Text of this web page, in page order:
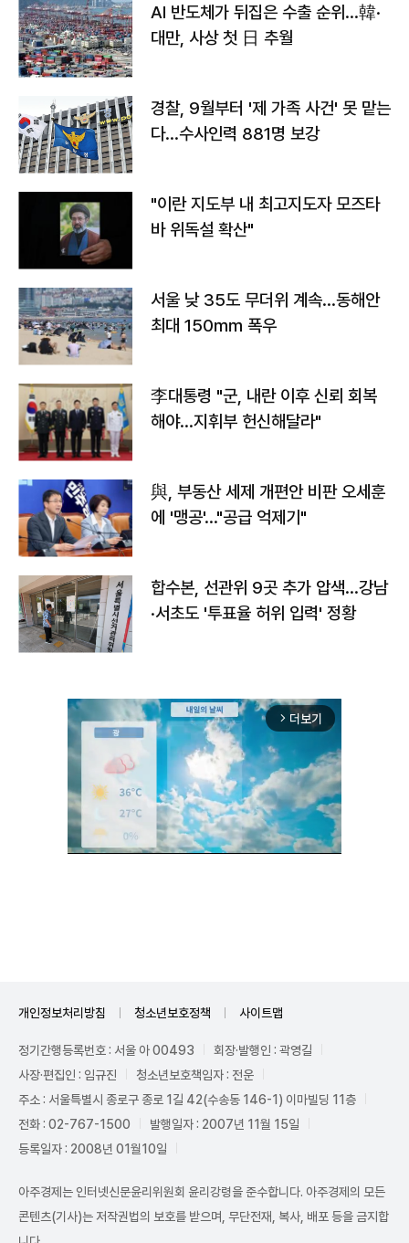
AI 반도체가 뒤집은 수출 순위…韓·
대만, 사상 첫 日 추월
경찰, 9월부터 '제 가족 사건' 못 맡는
다…수사인력 881명 보강
"이란 지도부 내 최고지도자 모즈타
바 위독설 확산"
서울 낮 35도 무더위 계속…동해안
최대 150㎜ 폭우
李대통령 "군, 내란 이후 신뢰 회복
해야…지휘부 헌신해달라"
與, 부동산 세제 개편안 비판 오세훈
에 '맹공'…"공급 억제기"
합수본, 선관위 9곳 추가 압색…강남
·서초도 '투표율 허위 입력' 정황
arrow_forward_ios 더보기
개인정보처리방침 청소년보호정책 사이트맵
정기간행등록번호 : 서울 아 00493
회장·발행인 : 곽영길
사장·편집인 : 임규진
청소년보호책임자 : 전운
주소 : 서울특별시 종로구 종로 1길 42(수송동 146-1) 이마빌딩 11층
전화 : 02-767-1500
발행일자 : 2007년 11월 15일
등록일자 : 2008년 01월10일
아주경제는 인터넷신문윤리위원회 윤리강령을 준수합니다. 아주경제의 모든
콘텐츠(기사)는 저작권법의 보호를 받으며, 무단전재, 복사, 배포 등을 금지합